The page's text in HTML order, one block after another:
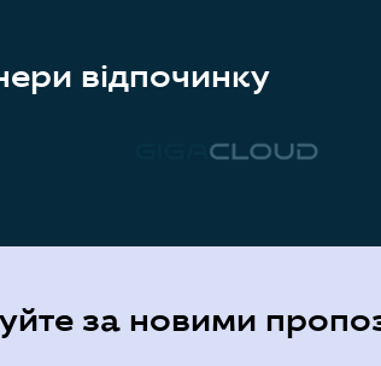
відпочинку
за новими